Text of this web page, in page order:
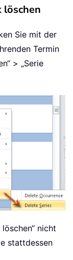
Sie mit der
Termin
> „Serie
nicht
stattdessen